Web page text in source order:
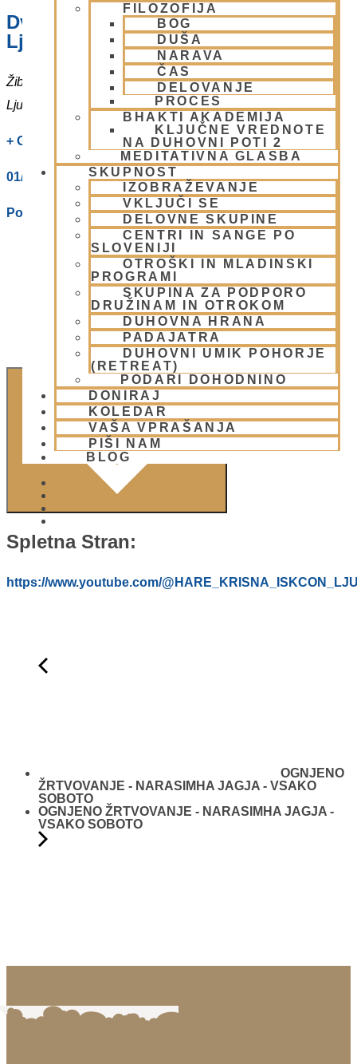
FILOZOFIJA
BOG
DUŠA
NARAVA
ČAS
DELOVANJE
PROCES
BHAKTI AKADEMIJA
KLJUČNE VREDNOTE
NA DUHOVNI POTI 2
MEDITATIVNA GLASBA
SKUPNOST
IZOBRAŽEVANJE
VKLJUČI SE
DELOVNE SKUPINE
CENTRI IN SANGE PO
SLOVENIJI
OTROŠKI IN MLADINSKI
PROGRAMI
SKUPINA ZA PODPORO
DRUŽINAM IN OTROKOM
DUHOVNA HRANA
PADAJATRA
DUHOVNI UMIK POHORJE
(RETREAT)
PODARI DOHODNINO
DONIRAJ
KOLEDAR
VAŠA VPRAŠANJA
PIŠI NAM
BLOG
Dvorana – Center Hare Krišna v
Ljubljani
Žibertova 27
Ljubljana
Slovenia
+ Google Zemljevidi
01/ 4312319
Poglej Prizorišče spletno stran
DODAJ V KOLEDAR
Spletna Stran:
https://www.youtube.com/
OGNJENO
ŽRTVOVANJE - NARASIMHA JAGJA - VSAKO
SOBOTO
OGNJENO ŽRTVOVANJE - NARASIMHA JAGJA -
VSAKO SOBOTO